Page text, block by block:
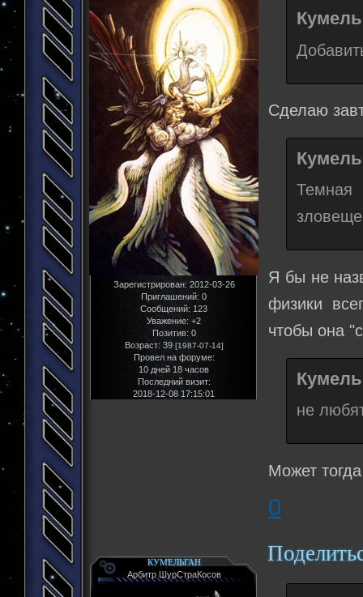
Зарегистрирован: 2012-03-26
Приглашений: 0
Сообщений: 123
Уважение: +2
Позитив: 0
Возраст: 39 [1987-07-14]
Провел на форуме:
10 дней 18 часов
Последний визит:
2018-12-08 17:15:01
Сделаю
Темная
зловеще
Я бы не
физики
чтобы она
не
Может
0
КУМЕЛЬГАН
Арбитр ШурСтраКосов